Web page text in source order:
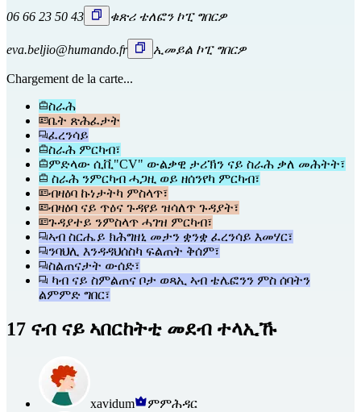
06 66 23 50 43 ቁጽሪ ቴለፎን ኮፒ ግበርዎ
eva.beljio@humando.fr ኢመይል ኮፒ ግበርዎ
Chargement de la carte...
ስራሕ
ቤት ጽሕፈታት
ፈረንሳይ
ስራሕ ምርካብ፣
ምድላው ሲቪ"CV" ውልቃዊ ታሪኽን ናይ ስራሕ ቃለ መሕትት፣
ስራሕ ንምርካብ ሓጋዚ ወይ ዘሰንየካ ምርካብ፣
ብዛዕባ ኩነታትካ ምስላጥ፣
ብዛዕባ ናይ ጥዕና ጉዳየይ ዝሳለጥ ጉዳያት፣
ጉዳያተይ ንምስላጥ ሓገዝ ምርካብ፣
ኣብ ስርሔይ ክሕግዘኒ መታን ቋንቋ ፈረንሳይ እመሃር፣
ንባህሊ እንዳዳህሰስካ ፍልጠት ቅሰም፣
ስልጠናታት ውሰድ፣
ካብ ናይ ስምልጠና ቦታ ወጻኢ ኣብ ቴሌፎንን ምስ ሰባትን
ልምምድ ግበር፣
17 ናብ ናይ ኣበርከትቲ መደብ ተላኢኹ
xavidum ምምሕዳር